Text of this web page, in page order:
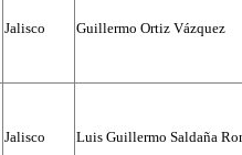
Jalisco Guillermo Ortiz Vázquez
Jalisco Luis Guillermo Saldaña